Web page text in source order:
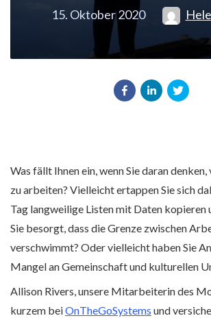
15. Oktober 2020
Was fällt Ihnen ein, wenn Sie daran denken,
zu arbeiten? Vielleicht ertappen Sie sich
Tag langweilige Listen mit Daten kopieren
Sie besorgt, dass die Grenze zwischen
verschwimmt? Oder vielleicht haben Sie
Mangel an Gemeinschaft und kulturellen
Allison Rivers, unsere Mitarbeiterin des
kurzem beiOnTheGoSystems und